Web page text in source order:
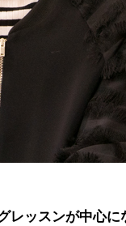
ッスンが中心に